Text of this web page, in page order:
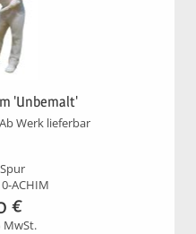
'Unbemalt'
Werk lieferbar
ACHIM
€
MwSt.